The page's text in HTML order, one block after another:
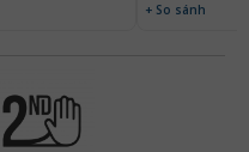
+ So sánh